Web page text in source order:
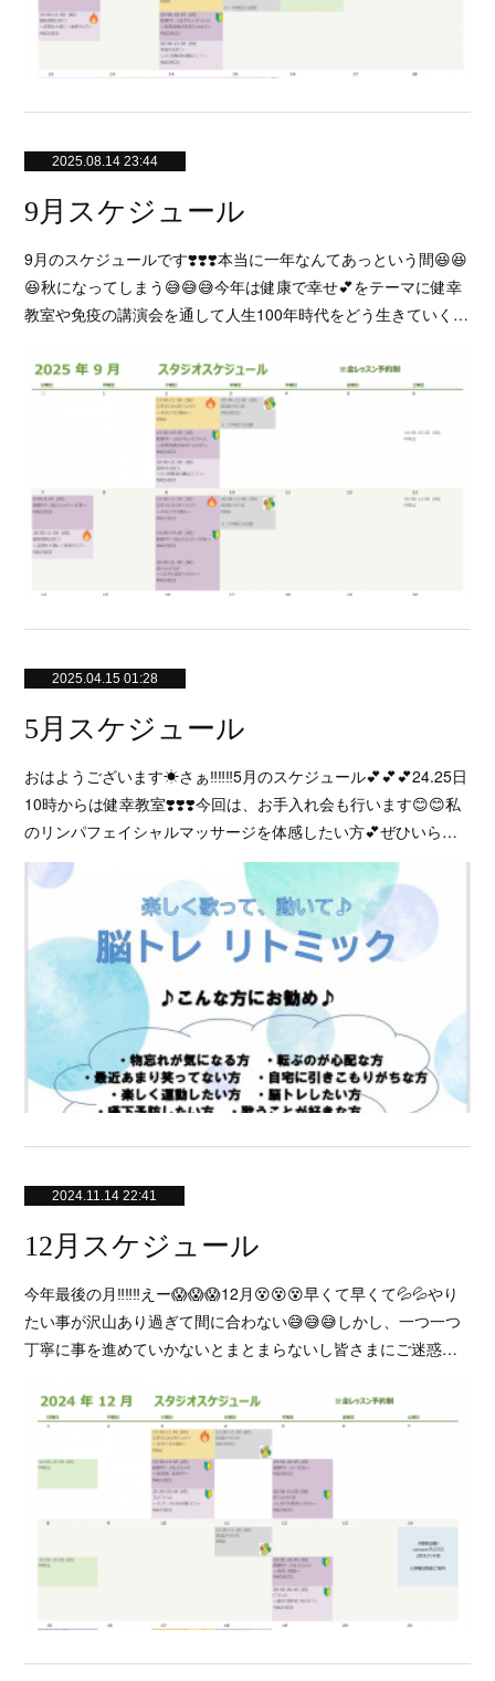
2025.08.14 23:44
9月スケジュール
9月のスケジュールです❣️❣️❣️本当に一年なんてあっという間😆😆
😆秋になってしまう😅😅😅今年は健康で幸せ💕をテーマに健幸
教室や免疫の講演会を通して人生100年時代をどう生きていく…
2025.04.15 01:28
5月スケジュール
おはようございます☀さぁ‼️‼️‼️5月のスケジュール💕💕💕24.25日
10時からは健幸教室❣️❣️❣️今回は、お手入れ会も行います😊😊私
のリンパフェイシャルマッサージを体感したい方💕ぜひいら…
2024.11.14 22:41
12月スケジュール
今年最後の月‼️‼️‼️えー😱😱😱12月😵😵😵早くて早くて💦💦やり
たい事が沢山あり過ぎて間に合わない😅😅😅しかし、一つ一つ
丁寧に事を進めていかないとまとまらないし皆さまにご迷惑…